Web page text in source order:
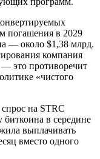
погашения в 2029
— около $1,38 млрд.
компания
это противоречит
«чистого
на STRC
биткоина в середине
выплачивать
вместо одного